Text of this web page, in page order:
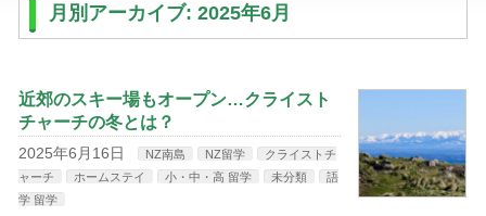
月別アーカイブ: 2025年6月
近郊のスキー場もオープン…クライスト
チャーチの冬とは？
2025年6月16日 NZ南島 NZ留学
クライストチ
ャーチ
ホームステイ 小・中・高 留学 未分類
語
学 留学